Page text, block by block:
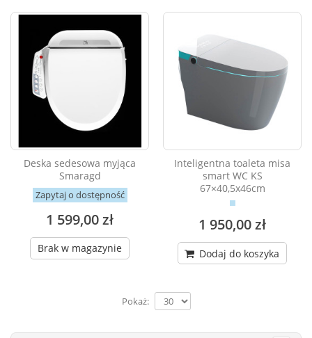
Deska sedesowa myjąca
Smaragd
Zapytaj o dostępność
1 599,00 zł
Brak w magazynie
Inteligentna toaleta misa
smart WC KS
67×40,5x46cm
1 950,00 zł
Dodaj do koszyka
Pokaż: